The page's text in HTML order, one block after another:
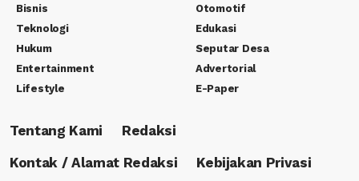
Bisnis
Teknologi
Hukum
Entertainment
Lifestyle
Otomotif
Edukasi
Seputar Desa
Advertorial
E-Paper
Tentang Kami
Redaksi
Kontak / Alamat Redaksi
Kebijakan Privasi